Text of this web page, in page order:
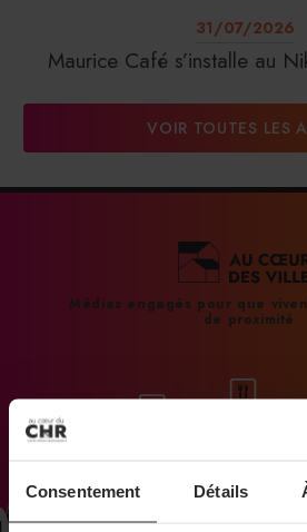
Consentement Détails
31/07/2026
Maurice Café s’installe au
DalterFood Group franchit
31/07/2026
La Liste : La Réserve Paris de
maison de
VOIR TOUTES LES
Médias engagés pour que
de proximité